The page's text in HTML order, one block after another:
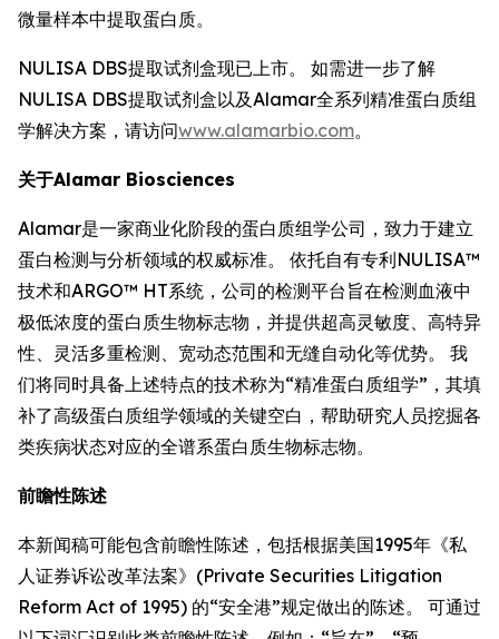
微量样本中提取蛋白质。
NULISA DBS提取试剂盒现已上市。 如需进一步了解
NULISA DBS提取试剂盒以及Alamar全系列精准蛋白质组
学解决方案，请访问www.alamarbio.com。
关于Alamar Biosciences
Alamar是一家商业化阶段的蛋白质组学公司，致力于建立
蛋白检测与分析领域的权威标准。 依托自有专利NULISA™
技术和ARGO™ HT系统，公司的检测平台旨在检测血液中
极低浓度的蛋白质生物标志物，并提供超高灵敏度、高特异
性、灵活多重检测、宽动态范围和无缝自动化等优势。 我
们将同时具备上述特点的技术称为“精准蛋白质组学”，其填
补了高级蛋白质组学领域的关键空白，帮助研究人员挖掘各
类疾病状态对应的全谱系蛋白质生物标志物。
前瞻性陈述
本新闻稿可能包含前瞻性陈述，包括根据美国1995年《私
人证券诉讼改革法案》(Private Securities Litigation
Reform Act of 1995) 的“安全港”规定做出的陈述。 可通过